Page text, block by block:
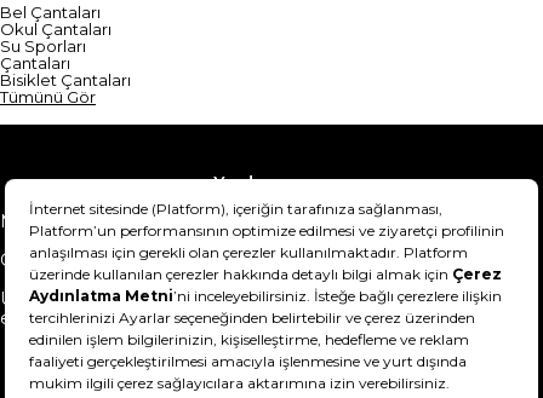
Bel Çantaları
Okul Çantaları
Su Sporları
Çantaları
Bisiklet Çantaları
Tümünü Gör
Yardım
Mesafeli Satış Sözleşmesi
Teslimat Bilgisi
Gizlilik Sözleşmesi
Şartlar & Koşullar
Ürünümü nasıl iade
edebilirim?
Hakkımızda